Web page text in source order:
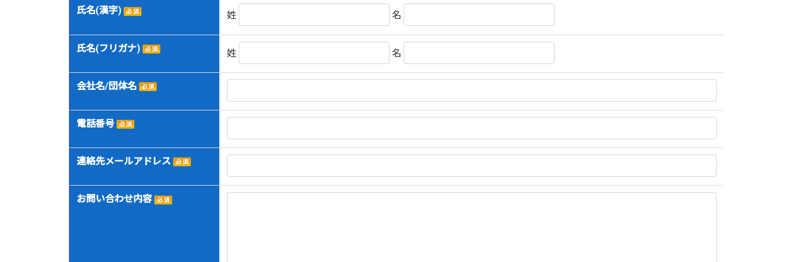
5.訂正・利用停止・削除について
当社は、お客様ご本人からの、個人情報の訂正等のご請求に応じます。 なお請求は、郵送によるご請求とさせていただきます。
開示等の求めの申請・お問い合わせ先
〒103-0024 東京都中央区日本橋小舟町７番２号 ヤクシビル２階
TEL：03-6627-6700／FAX：03-6627-6701
なお、直接ご来社頂いてのお申し出はお受けいたしかねますので、その旨ご了承賜りますようお願い申し上げます。
氏名(漢字) 姓 名
氏名(フリガナ) 姓 名
会社名/団体名
電話番号
連絡先メールアドレス
お問い合わせ内容